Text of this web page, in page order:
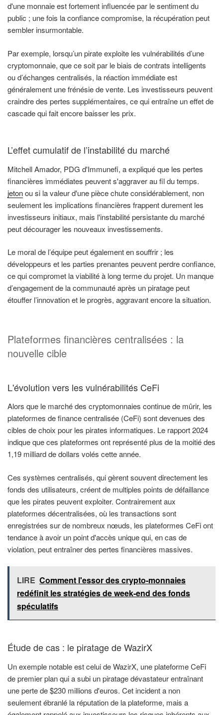
d'une monnaie est fortement influencée par le sentiment du
public ; une fois la confiance compromise, la récupération peut
sembler insurmontable.
Par exemple, lorsqu’un pirate exploite les vulnérabilités d’une
cryptomonnaie, que ce soit par le biais de contrats intelligents
ou d’échanges centralisés, la réaction immédiate est
généralement une frénésie de vente. Les investisseurs peuvent
craindre des pertes supplémentaires, ce qui entraîne un effet de
cascade qui fait encore baisser les prix.
L’effet cumulatif de l’instabilité du marché
Mitchell Amador, PDG d'Immunefi, a expliqué que les pertes
financières immédiates peuvent s'aggraver au fil du temps.
jetonou si la valeur d'une pièce chute considérablement, non
seulement les implications financières frappent durement les
investisseurs initiaux, mais l'instabilité persistante du marché
peut décourager les nouveaux investissements.
Le moral de l’équipe peut également en souffrir ; les
développeurs et les parties prenantes peuvent perdre confiance,
ce qui compromet la viabilité à long terme du projet. Un manque
d’engagement de la communauté après un piratage peut
étouffer l’innovation et le progrès, aggravant encore la situation.
Plateformes financières centralisées : la
nouvelle cible
L'évolution vers les vulnérabilités CeFi
Alors que le marché des cryptomonnaies continue de mûrir, les
plateformes de finance centralisée (CeFi) sont devenues des
cibles de choix pour les pirates informatiques. Le rapport 2024
indique que ces plateformes ont représenté plus de la moitié des
1,19 milliard de dollars volés cette année.
Ces systèmes centralisés, qui gèrent souvent directement les
fonds des utilisateurs, créent de multiples points de défaillance
que les pirates peuvent exploiter. Contrairement aux
plateformes décentralisées, où les transactions sont
enregistrées sur de nombreux nœuds, les plateformes CeFi ont
tendance à avoir un point d'accès unique qui, en cas de
violation, peut entraîner des pertes financières massives.
LIRE Comment l'essor des crypto-monnaies
redéfinit les stratégies de week-end des fonds
spéculatifs
Étude de cas : le piratage de WazirX
Un exemple notable est celui de WazirX, une plateforme CeFi
de premier plan qui a subi un piratage dévastateur entraînant
une perte de $230 millions d'euros. Cet incident a non
seulement ébranlé la réputation de la plateforme, mais a